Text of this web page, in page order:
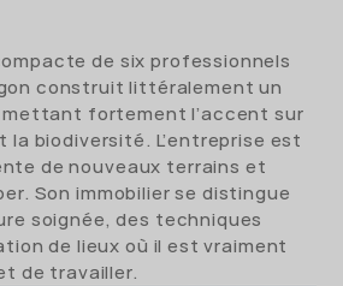
de six professionnels
construit littéralement un
mettant fortement l’accent sur
la biodiversité. L’entreprise est
de nouveaux terrains et
Son immobilier se distingue
soignée, des techniques
de lieux où il est vraiment
de travailler.